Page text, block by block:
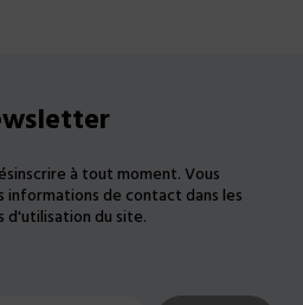
à tout moment. Vous
informations de contact dans les
d'utilisation du site.